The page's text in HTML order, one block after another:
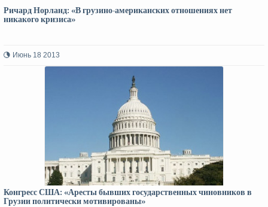
Ричард Норланд: «В грузино-американских отношениях нет
никакого кризиса»
Июнь 18 2013
Конгресс США: «Аресты бывших государственных чиновников в
Грузии политически мотивированы»